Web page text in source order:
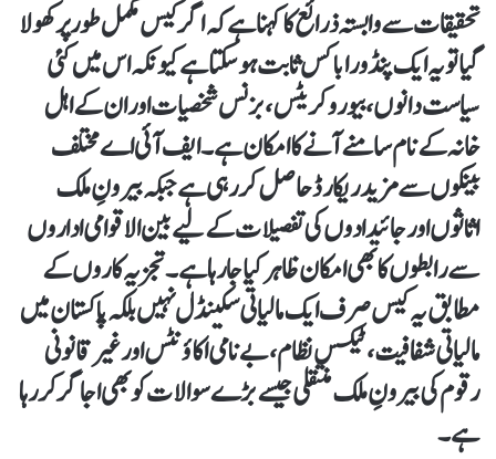
تحقیقات سے وابستہ ذرائع کا کہنا ہے کہ اگر کیس مکمل طور پر کھولا
گیا تو یہ ایک پنڈورا باکس ثابت ہو سکتا ہے کیونکہ اس میں کئی
سیاست دانوں، بیوروکریٹس، بزنس شخصیات اور ان کے اہل
خانہ کے نام سامنے آنے کا امکان ہے۔ ایف آئی اے مختلف
بینکوں سے مزید ریکارڈ حاصل کر رہی ہے جبکہ بیرونِ ملک
اثاثوں اور جائیدادوں کی تفصیلات کے لیے بین الاقوامی اداروں
سے رابطوں کا بھی امکان ظاہر کیا جا رہا ہے۔ تجزیہ کاروں کے
مطابق یہ کیس صرف ایک مالیاتی سکینڈل نہیں بلکہ پاکستان میں
مالیاتی شفافیت، ٹیکس نظام، بے نامی اکاؤنٹس اور غیر قانونی
رقوم کی بیرونِ ملک منتقلی جیسے بڑے سوالات کو بھی اجاگر کر رہا
ہے۔